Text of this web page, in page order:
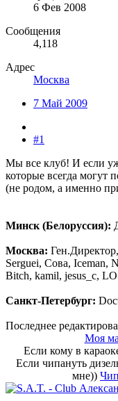
6 Фев 2008
Сообщения
4,118
Адрес
Москва
7 Май 2009
#1
Мы все клуб! И если уж
которые всегда могут
(не родом, а именно
Минск (Белоруссия):
Москва:
Serguei, Сова, Iceman,
Bitch, kamil, jesus_c,
Санкт-Петербург:
Последнее
Моя
Если кому в
Если чипануть
мне))